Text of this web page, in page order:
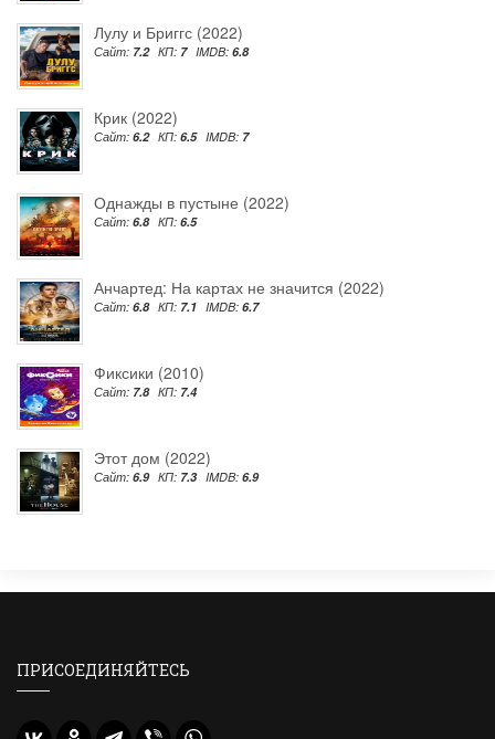
Лулу и Бриггс (2022)
Сайт: 7.2 КП: 7 IMDB: 6.8
Крик (2022)
Сайт: 6.2 КП: 6.5 IMDB: 7
Однажды в пустыне (2022)
Сайт: 6.8 КП: 6.5
Анчартед: На картах не значится (2022)
Сайт: 6.8 КП: 7.1 IMDB: 6.7
Фиксики (2010)
Сайт: 7.8 КП: 7.4
Этот дом (2022)
Сайт: 6.9 КП: 7.3 IMDB: 6.9
ПРИСОЕДИНЯЙТЕСЬ